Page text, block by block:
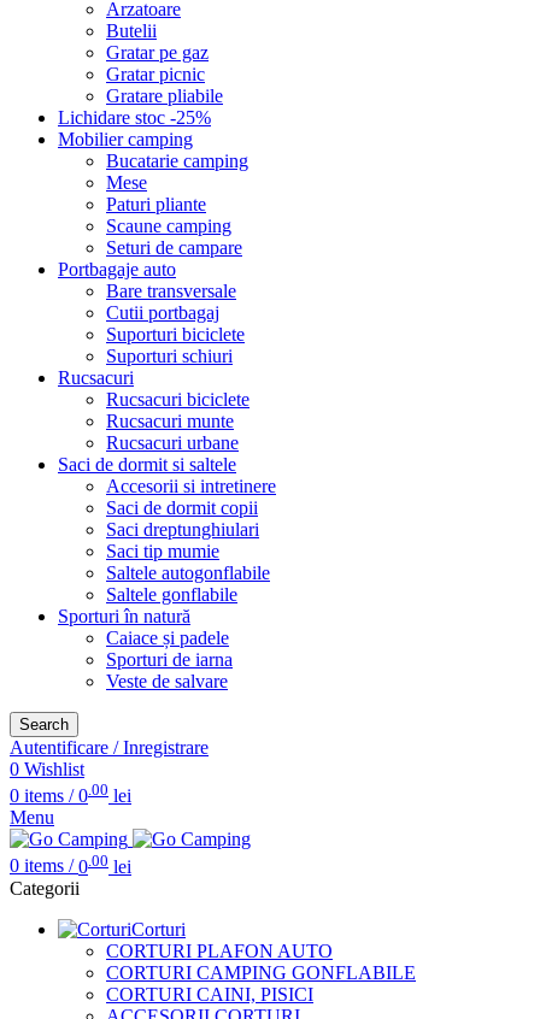
Arzatoare
Butelii
Gratar pe gaz
Gratar picnic
Gratare pliabile
Lichidare stoc -25%
Mobilier camping
Bucatarie camping
Mese
Paturi pliante
Scaune camping
Seturi de campare
Portbagaje auto
Bare transversale
Cutii portbagaj
Suporturi biciclete
Suporturi schiuri
Rucsacuri
Rucsacuri biciclete
Rucsacuri munte
Rucsacuri urbane
Saci de dormit si saltele
Accesorii si intretinere
Saci de dormit copii
Saci dreptunghiulari
Saci tip mumie
Saltele autogonflabile
Saltele gonflabile
Sporturi în natură
Caiace și padele
Sporturi de iarna
Veste de salvare
Search
Autentificare / Inregistrare
0 Wishlist
0 items / 0.00 lei
Menu
0 items / 0 .00 lei
Categorii
Corturi
CORTURI PLAFON AUTO
CORTURI CAMPING GONFLABILE
CORTURI CAINI, PISICI